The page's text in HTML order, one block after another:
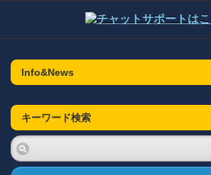
Info&News
キーワード検索